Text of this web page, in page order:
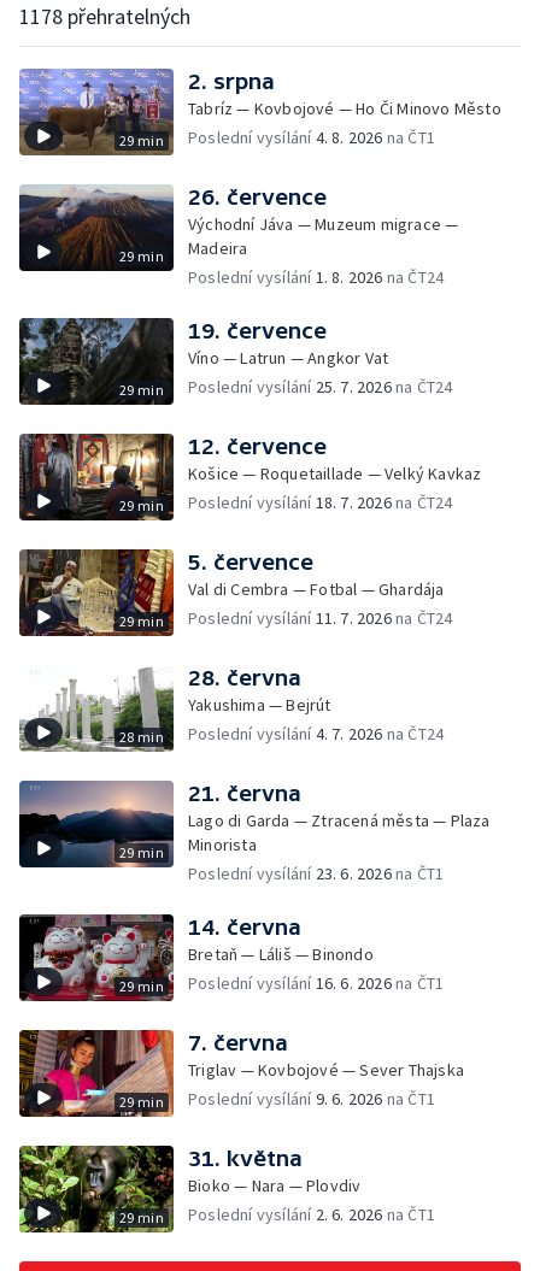
1178 přehratelných
29 min
2. srpna
Tabríz — Kovbojové — Ho Či Minovo Město
Poslední vysílání4. 8. 2026 na ČT1
29 min
26. července
Východní Jáva — Muzeum migrace —
Madeira
Poslední vysílání 1. 8. 2026 na ČT24
29 min
19. července
Víno — Latrun — Angkor Vat
Poslední vysílání 25. 7. 2026na ČT24
29 min
12. července
Košice — Roquetaillade — Velký Kavkaz
Poslední vysílání 18. 7. 2026na ČT24
29 min
5. července
Val di Cembra — Fotbal — Ghardája
Poslední vysílání 11. 7. 2026na ČT24
28 min
28. června
Yakushima — Bejrút
Poslední vysílání4. 7. 2026 na ČT24
29 min
21. června
Lago di Garda — Ztracená města — Plaza
Minorista
Poslední vysílání 23. 6. 2026na ČT1
29 min
14. června
Bretaň — Láliš — Binondo
Poslední vysílání 16. 6. 2026na ČT1
29 min
7. června
Triglav — Kovbojové — Sever Thajska
Poslední vysílání9. 6. 2026 na ČT1
29 min
31. května
Bioko — Nara — Plovdiv
Poslední vysílání 2. 6. 2026 na ČT1